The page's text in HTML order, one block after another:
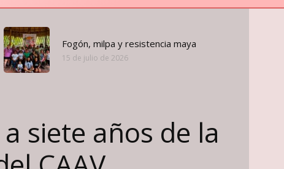
Fogón, milpa y resistencia maya
15 de julio de 2026
siete años de la